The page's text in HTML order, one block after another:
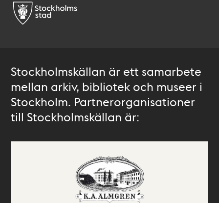
Stockholmskällan är ett samarbete
mellan arkiv, bibliotek och museer i
Stockholm. Partnerorganisationer
till Stockholmskällan är: